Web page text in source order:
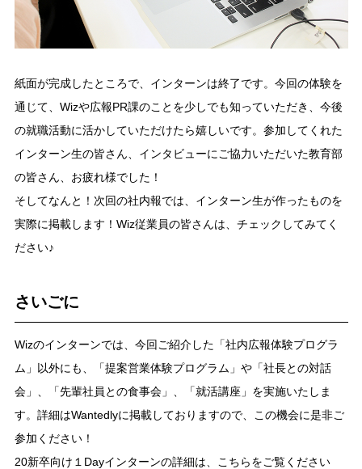
紙面が完成したところで、インターンは終了です。今回の体験を
通じて、Wizや広報PR課のことを少しでも知っていただき、今後
の就職活動に活かしていただけたら嬉しいです。参加してくれた
インターン生の皆さん、インタビューにご協力いただいた教育部
の皆さん、お疲れ様でした！
そしてなんと！次回の社内報では、インターン生が作ったものを
実際に掲載します！Wiz従業員の皆さんは、チェックしてみてく
ださい♪
さいごに
Wizのインターンでは、今回ご紹介した「社内広報体験プログラ
ム」以外にも、「提案営業体験プログラム」や「社長との対話
会」、「先輩社員との食事会」、「就活講座」を実施いたしま
す。詳細はWantedlyに掲載しておりますので、この機会に是非ご
参加ください！
20新卒向け１Dayインターンの詳細は、こちらをご覧ください